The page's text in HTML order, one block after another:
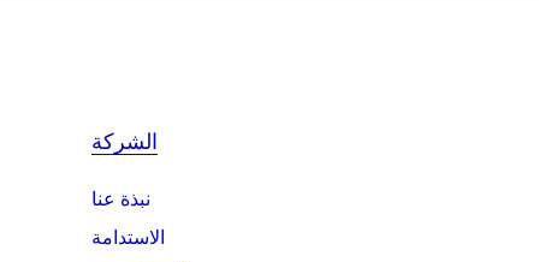
الشركة
نبذة عنا
الاستدامة